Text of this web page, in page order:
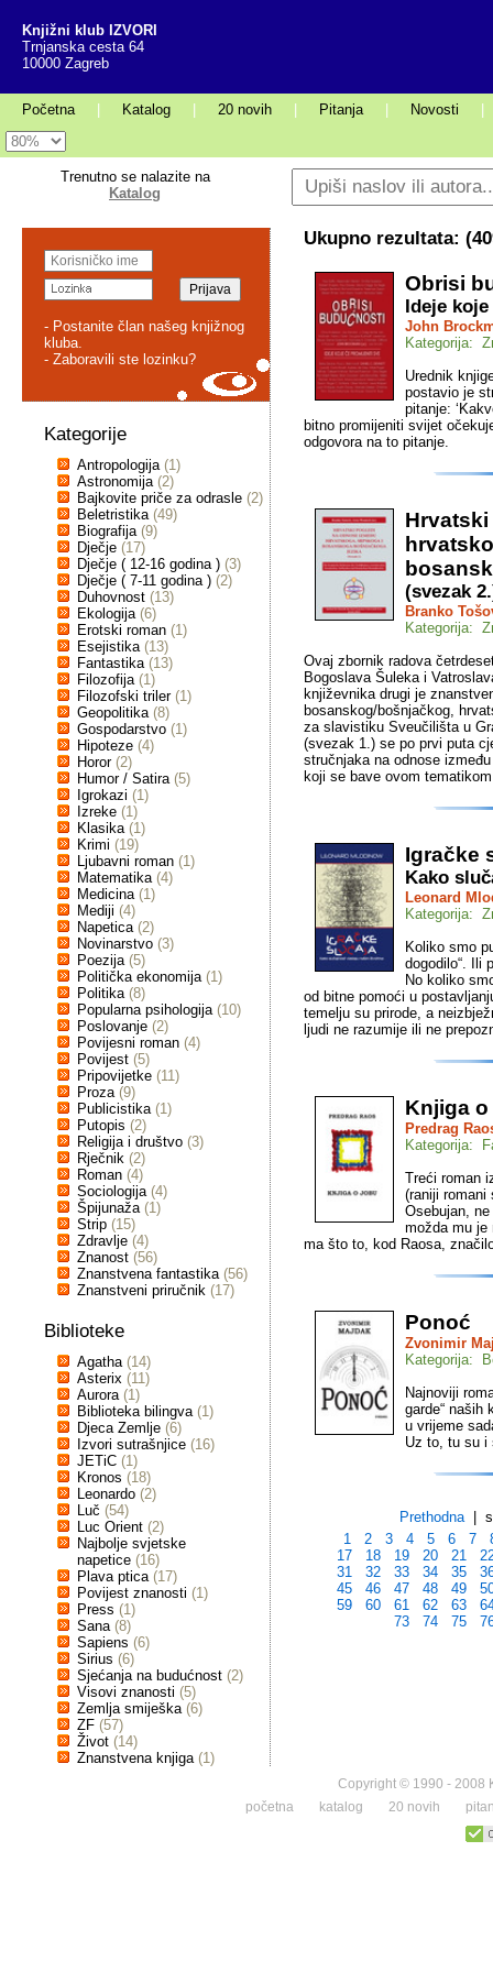
Knjižni klub IZVORI
Trnjanska cesta 64
10000 Zagreb
Početna Katalog 20 novih Pitanja Novosti
Trenutno se nalazite na
Katalog
- Postanite član našeg knjižnog
kluba.
- Zaboravili ste lozinku?
Kategorije
Antropologija (1)
Astronomija (2)
Bajkovite priče za odrasle (2)
Beletristika (49)
Biografija (9)
Dječje (17)
Dječje ( 12-16 godina ) (3)
Dječje ( 7-11 godina ) (2)
Duhovnost (13)
Ekologija (6)
Erotski roman (1)
Esejistika (13)
Fantastika (13)
Filozofija (1)
Filozofski triler (1)
Geopolitika (8)
Gospodarstvo (1)
Hipoteze (4)
Horor (2)
Humor / Satira (5)
Igrokazi (1)
Izreke (1)
Klasika (1)
Krimi (19)
Ljubavni roman (1)
Matematika (4)
Medicina (1)
Mediji (4)
Napetica (2)
Novinarstvo (3)
Poezija (5)
Politička ekonomija (1)
Politika (8)
Popularna psihologija (10)
Poslovanje (2)
Povijesni roman (4)
Povijest (5)
Pripovijetke (11)
Proza (9)
Publicistika (1)
Putopis (2)
Religija i društvo (3)
Rječnik (2)
Roman (4)
Sociologija (4)
Špijunaža (1)
Strip (15)
Zdravlje (4)
Znanost (56)
Znanstvena fantastika (56)
Znanstveni priručnik (17)
Biblioteke
Agatha (14)
Asterix (11)
Aurora (1)
Biblioteka bilingva (1)
Djeca Zemlje (6)
Izvori sutrašnjice (16)
JETiC (1)
Kronos (18)
Leonardo (2)
Luč (54)
Luc Orient (2)
Najbolje svjetske
napetice (16)
Plava ptica (17)
Povijest znanosti (1)
Press (1)
Sana (8)
Sapiens (6)
Sirius (6)
Sjećanja na budućnost (2)
Visovi znanosti (5)
Zemlja smiješka (6)
ZF (57)
Život (14)
Znanstvena knjiga (1)
Ukupno rezultata: (
Obrisi
Ideje
John
Kategorija:
Urednik
postavio je
pitanje:
bitno promijeniti svijet
odgovora na to pitanje.
(svezak
Branko
Kategorija:
Ovaj zbornik radova
Bogoslava Šuleka i
književnika drugi je
bosanskog/bošnjačkog,
za slavistiku Sveučilišta u
(svezak 1.) se po prvi puta
stručnjaka na odnose
koji se bave ovom
Igračke
Kako
Leonard
Kategorija:
Koliko smo
dogodilo“. Ili
No koliko
od bitne pomoći u
temelju su prirode, a
ljudi ne razumije ili ne
Knjiga
Predrag
Kategorija:
Treći roman
(raniji romani
Osebujan,
možda mu je
ma što to, kod Raosa,
Ponoć
Zvonimir
Kategorija:
Najnoviji
garde“ naših
u vrijeme
Uz to, tu su i
Prethodna|
1
2 3 4 5 6 7
17
18 19 20 21
31
32 33 34 35
45
46 47 48 49
59
60 61 62 63
73
74 75
Copyright © 1990 - 2008
početna
katalog 20 novih